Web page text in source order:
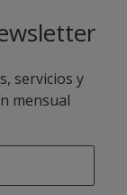
servicios y
mensual